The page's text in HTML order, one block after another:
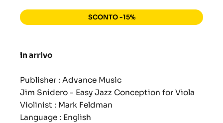
SCONTO -15%
in arrivo
Publisher : Advance Music
Jim Snidero - Easy Jazz Conception for Viola
Violinist : Mark Feldman
Language : English